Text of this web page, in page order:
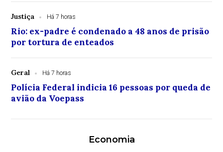
Justiça Há 7 horas
Rio: ex-padre é condenado a 48 anos de prisão
por tortura de enteados
Geral Há 7 horas
Polícia Federal indicia 16 pessoas por queda de
avião da Voepass
Economia